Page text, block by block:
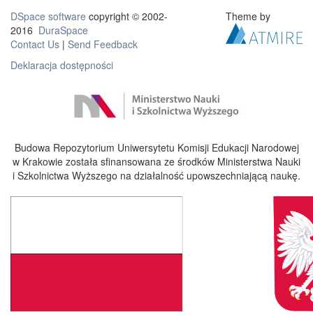
DSpace software copyright © 2002-
2016 DuraSpace
Contact Us | Send Feedback
Deklaracja dostępności
Theme by
Budowa Repozytorium Uniwersytetu Komisji Edukacji Narodowej
w Krakowie została sfinansowana ze środków Ministerstwa Nauki
i Szkolnictwa Wyższego na działalność upowszechniającą naukę.